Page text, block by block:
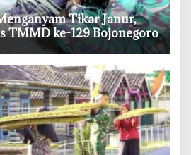
Tikar Janur,
TMMD ke-129 Bojonegoro